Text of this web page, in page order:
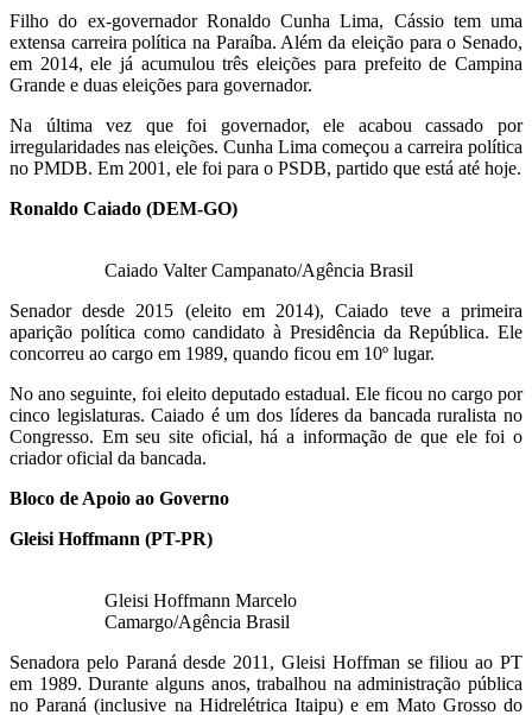
Filho do ex-governador Ronaldo Cunha Lima, Cássio tem uma
extensa carreira política na Paraíba. Além da eleição para o Senado,
em 2014, ele já acumulou três eleições para prefeito de Campina
Grande e duas eleições para governador.
Na última vez que foi governador, ele acabou cassado por
irregularidades nas eleições. Cunha Lima começou a carreira política
no PMDB. Em 2001, ele foi para o PSDB, partido que está até hoje.
Ronaldo Caiado (DEM-GO)
Caiado Valter Campanato/Agência Brasil
Senador desde 2015 (eleito em 2014), Caiado teve a primeira
aparição política como candidato à Presidência da República. Ele
concorreu ao cargo em 1989, quando ficou em 10º lugar.
No ano seguinte, foi eleito deputado estadual. Ele ficou no cargo por
cinco legislaturas. Caiado é um dos líderes da bancada ruralista no
Congresso. Em seu site oficial, há a informação de que ele foi o
criador oficial da bancada.
Bloco de Apoio ao Governo
Gleisi Hoffmann (PT-PR)
Gleisi Hoffmann Marcelo
Camargo/Agência Brasil
Senadora pelo Paraná desde 2011, Gleisi Hoffman se filiou ao PT
em 1989. Durante alguns anos, trabalhou na administração pública
no Paraná (inclusive na Hidrelétrica Itaipu) e em Mato Grosso do